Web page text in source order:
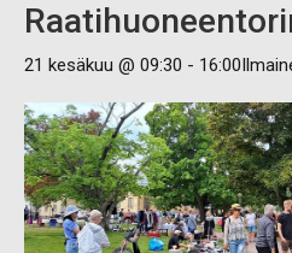
21 kesäkuu @ 09:30 - 16:00